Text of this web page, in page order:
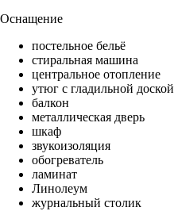
Оснащение
постельное бельё
стиральная машина
центральное отопление
утюг с гладильной доской
балкон
металлическая дверь
шкаф
звукоизоляция
обогреватель
ламинат
Линолеум
журнальный столик